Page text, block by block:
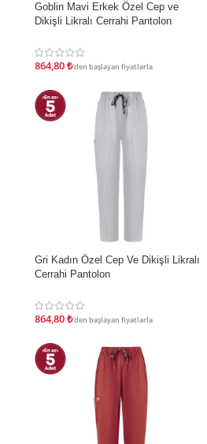
İNDIRIM
Goblin Mavi Erkek Özel Cep ve
Dikişli Likralı Cerrahi Pantolon
864,80₺'den başlayan fiyatlarla
İNDIRIM
Gri Kadın Özel Cep Ve Dikişli Likralı
Cerrahi Pantolon
864,80₺'den başlayan fiyatlarla